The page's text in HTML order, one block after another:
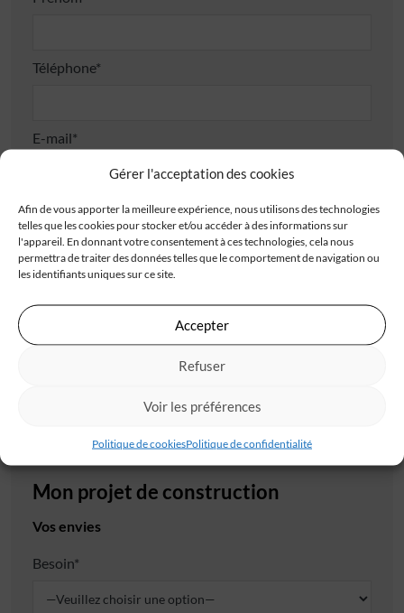
Gérer l'acceptation des cookies
Afin de vous apporter la meilleure expérience, nous utilisons des technologies
telles que les cookies pour stocker et/ou accéder à des informations sur
l'appareil. En donnant votre consentement à ces technologies, cela nous
permettra de traiter des données telles que le comportement de navigation ou
les identifiants uniques sur ce site.
Accepter
Refuser
Voir les préférences
Politique de cookiesPolitique de confidentialité
Téléphone*
E-mail*
Adresse
Code postal*
Mon projet de construction
Vos envies
Besoin*